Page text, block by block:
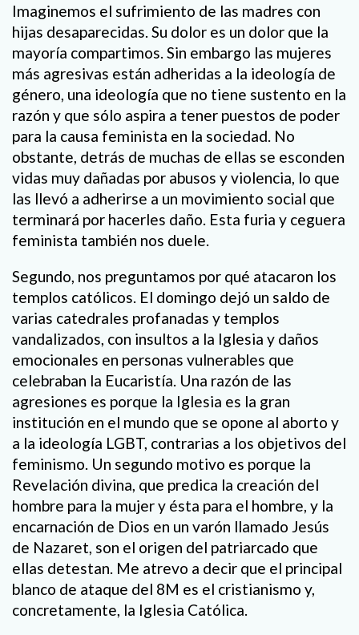
Imaginemos el sufrimiento de las madres con
hijas desaparecidas. Su dolor es un dolor que la
mayoría compartimos. Sin embargo las mujeres
más agresivas están adheridas a la ideología de
género, una ideología que no tiene sustento en la
razón y que sólo aspira a tener puestos de poder
para la causa feminista en la sociedad. No
obstante, detrás de muchas de ellas se esconden
vidas muy dañadas por abusos y violencia, lo que
las llevó a adherirse a un movimiento social que
terminará por hacerles daño. Esta furia y ceguera
feminista también nos duele.
Segundo, nos preguntamos por qué atacaron los
templos católicos. El domingo dejó un saldo de
varias catedrales profanadas y templos
vandalizados, con insultos a la Iglesia y daños
emocionales en personas vulnerables que
celebraban la Eucaristía. Una razón de las
agresiones es porque la Iglesia es la gran
institución en el mundo que se opone al aborto y
a la ideología LGBT, contrarias a los objetivos del
feminismo. Un segundo motivo es porque la
Revelación divina, que predica la creación del
hombre para la mujer y ésta para el hombre, y la
encarnación de Dios en un varón llamado Jesús
de Nazaret, son el origen del patriarcado que
ellas detestan. Me atrevo a decir que el principal
blanco de ataque del 8M es el cristianismo y,
concretamente, la Iglesia Católica.